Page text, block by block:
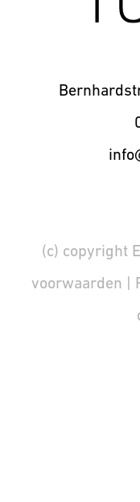
(c) copyright
voorwaarden